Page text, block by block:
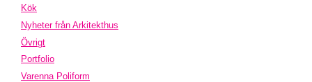
Kök
Nyheter från Arkitekthus
Övrigt
Portfolio
Varenna Poliform